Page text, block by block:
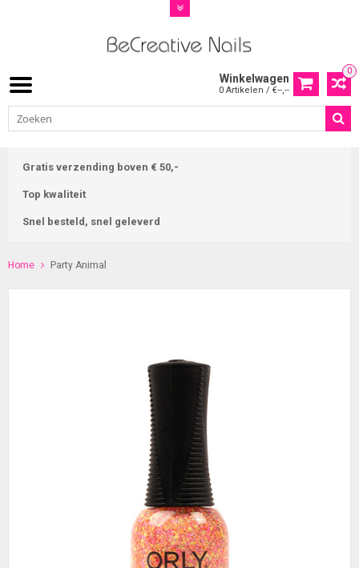
0
Winkelwagen
0 Artikelen / €--,--
Gratis verzending boven € 50,-
Top kwaliteit
Snel besteld, snel geleverd
Home Party Animal